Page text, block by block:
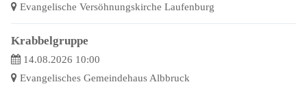
Evangelische Versöhnungskirche Laufenburg
Krabbelgruppe
14.08.2026 10:00
Evangelisches Gemeindehaus Albbruck